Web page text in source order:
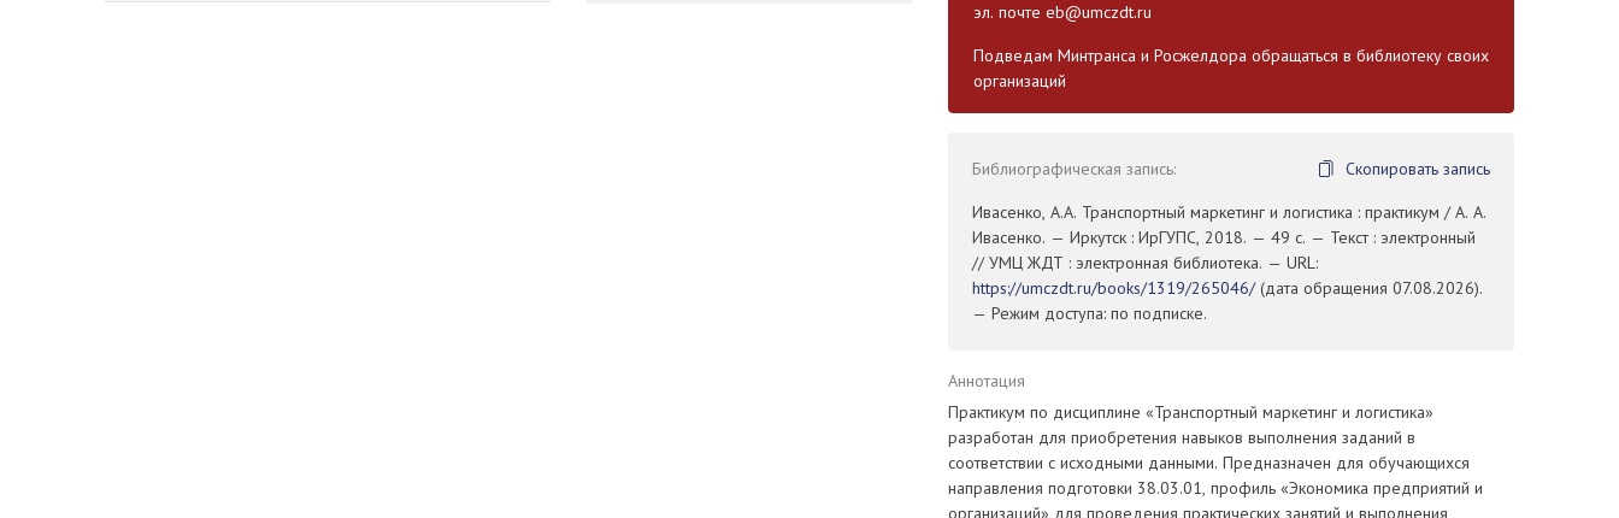
эл. почте eb@umczdt.ru
Подведам Минтранса и Росжелдора обращаться в библиотеку своих
организаций
Библиографическая запись:
Скопировать запись
Ивасенко, А.А. Транспортный маркетинг и логистика : практикум / А. А.
Ивасенко. — Иркутск : ИрГУПС, 2018. — 49 с. — Текст : электронный
// УМЦ ЖДТ : электронная библиотека. — URL:
https://umczdt.ru/books/1319/265046/(дата обращения 07.08.2026).
— Режим доступа: по подписке.
Аннотация
Практикум по дисциплине «Транспортный маркетинг и логистика»
разработан для приобретения навыков выполнения заданий в
соответствии с исходными данными. Предназначен для обучающихся
направления подготовки 38.03.01, профиль «Экономика предприятий и
организаций» для проведения практических занятий и выполнения